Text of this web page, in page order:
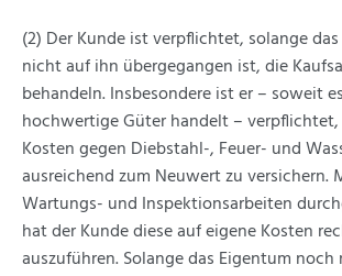
(2) Der Kunde ist verpflichtet, solange
nicht auf ihn übergegangen ist, die
behandeln. Insbesondere ist er – soweit
hochwertige Güter handelt –
Kosten gegen Diebstahl-, Feuer- und
ausreichend zum Neuwert zu versichern.
Wartungs- und Inspektionsarbeiten
hat der Kunde diese auf eigene Kosten
auszuführen. Solange das Eigentum